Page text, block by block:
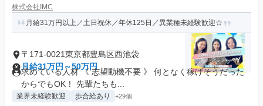
株式会社IMC
月給31万円以上／土日祝休／年休125日／異業種未経験歓迎☆
〒171-0021東京都豊島区西池袋
月給31万円～50万円
求めている人材 《 志望動機不要 》 何となく稼げそうだった
からでもOK！ 先輩たちも...
業界未経験歓迎 歩合給あり +29個